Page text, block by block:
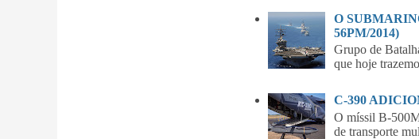
O
56PM/2014)
Grupo de
que hoje
C-390
O míssil B-
de transporte